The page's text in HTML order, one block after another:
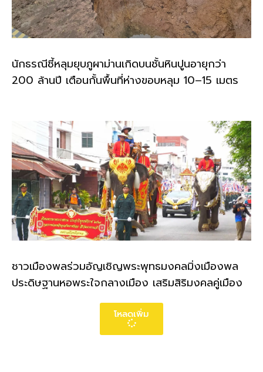
นักธรณีชี้หลุมยุบภูผาม่านเกิดบนชั้นหินปูนอายุกว่า
200 ล้านปี เตือนกั้นพื้นที่ห่างขอบหลุม 10–15 เมตร
ชาวเมืองพลร่วมอัญเชิญพระพุทธมงคลมิ่งเมืองพล
ประดิษฐานหอพระใจกลางเมือง เสริมสิริมงคลคู่เมือง
โหลดเพิ่ม